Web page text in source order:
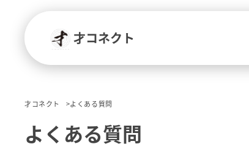
才コネクト
才コネクト よくある質問
よくある質問